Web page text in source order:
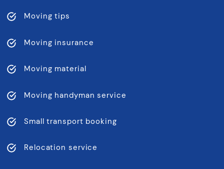
Moving tips
Moving insurance
Moving material
Moving handyman service
Small transport booking
Relocation service